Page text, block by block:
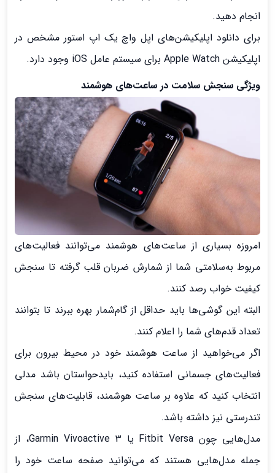
انجام دهید.
برای دانلود اپلیکیشن‌های اپل واچ یک اپ استور مشخص در
اپلیکیشن Apple Watch برای سیستم عامل iOS وجود دارد.
ویژگی سنجش سلامت در ساعت‌های هوشمند
امروزه بسیاری از ساعت‌های هوشمند می‌توانند فعالیت‌های
مربوط به‌سلامتی شما از شمارش ضربان قلب گرفته تا سنجش
کیفیت خواب رصد کنند.
البته این گوشی‌ها باید حداقل از گام‌شمار بهره ببرند تا بتوانند
تعداد قدم‌های شما را اعلام کنند.
اگر می‌خواهید از ساعت هوشمند خود در محیط بیرون برای
فعالیت‌های جسمانی استفاده کنید، باید‌حواستان باشد مدلی
انتخاب کنید که علاوه بر ساعت هوشمند، قابلیت‌های سنجش
تندرستی نیز داشته باشد.
مدل‌هایی چون Fitbit Versa یا Garmin Vivoactive 3، از
جمله مدل‌هایی هستند که می‌توانید صفحه ساعت خود را